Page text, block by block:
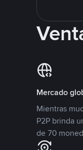
Mercado
Mientras
P2P brinda
de 70